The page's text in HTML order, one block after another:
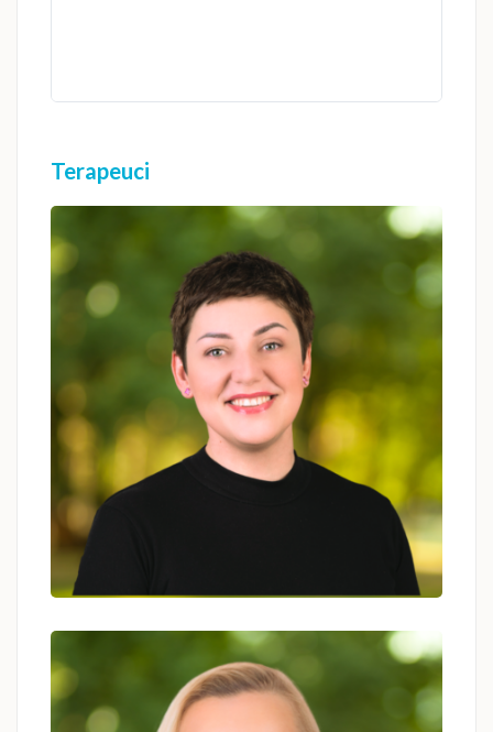
Terapeuci
Sandra Suchowska
psycholog, psychoterapeutka, coach